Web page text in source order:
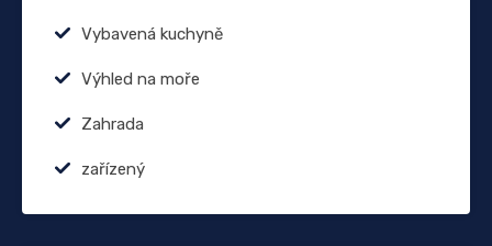
Vybavená kuchyně
Výhled na moře
Zahrada
zařízený